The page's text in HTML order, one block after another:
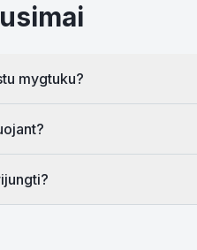
mygtuku?